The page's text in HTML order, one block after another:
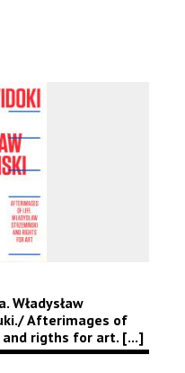
Władysław
Afterimages of
and rigths for art. [...]